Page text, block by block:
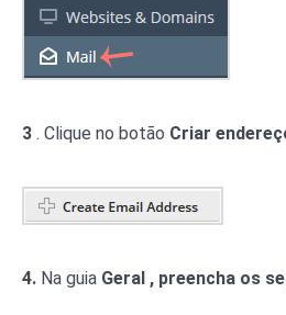
3 . Clique no botão Criar
4. Na guia Geral , preencha os